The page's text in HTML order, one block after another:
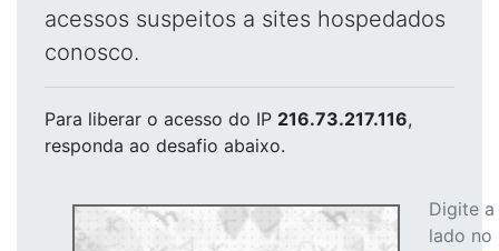
acessos suspeitos a sites hospedados
conosco.
Para liberar o acesso do IP 216.73.217.116,
responda ao desafio abaixo.
Digite
lado no